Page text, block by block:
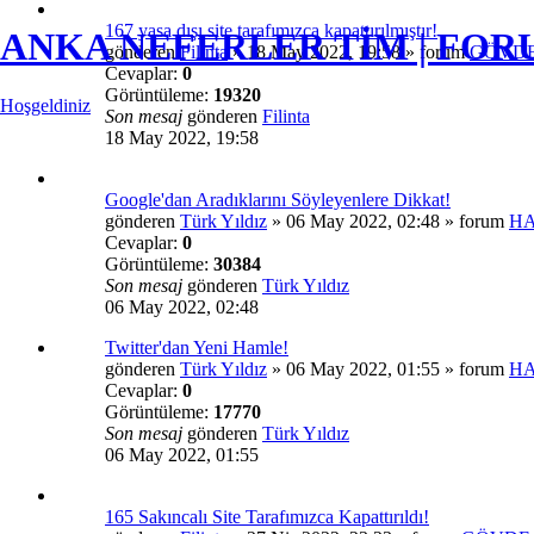
ANKA NEFERLER TİM |
Hoşgeldiniz
167 yasa dışı site tarafımızca kapattırılmıştır!
gönderen Filinta »18 May 2022, 19:58 » forum
Cevaplar: 0
Görüntüleme: 19320
Son mesaj gönderen Filinta
18 May 2022, 19:58
Google'dan Aradıklarını Söyleyenlere Dikkat!
gönderen Türk Yıldız » 06 May 2022, 02:48 » forum
Cevaplar: 0
Görüntüleme: 30384
Son mesaj gönderen Türk Yıldız
06 May 2022, 02:48
Twitter'dan Yeni Hamle!
gönderen Türk Yıldız » 06 May 2022, 01:55 » forum
Cevaplar: 0
Görüntüleme: 17770
Son mesaj gönderen Türk Yıldız
06 May 2022, 01:55
165 Sakıncalı Site Tarafımızca Kapattırıldı!